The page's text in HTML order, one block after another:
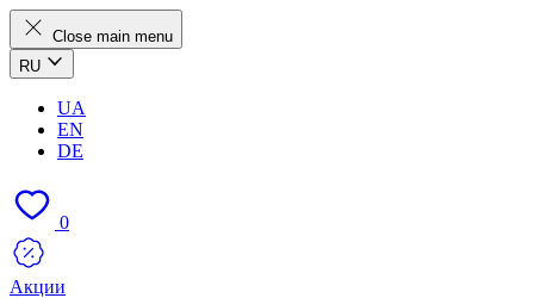
Close main menu
RU
UA
EN
DE
0
Акции